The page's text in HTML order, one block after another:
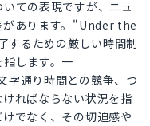
ての表現ですが、ニュ
があります。"Under the
するための厳しい時間制
します。一
通り時間との競争、つ
ればならない状況を指
でなく、その切迫感や